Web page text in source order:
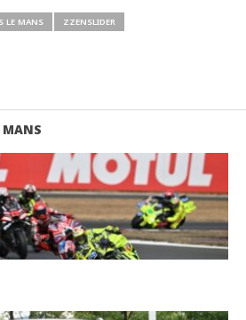
LE MANS ZZENSLIDER
MANS